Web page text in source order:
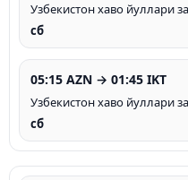
Узбекистон хаво йуллари
сб
05:15 AZN → 01:45 IKT
Узбекистон хаво йуллари
сб